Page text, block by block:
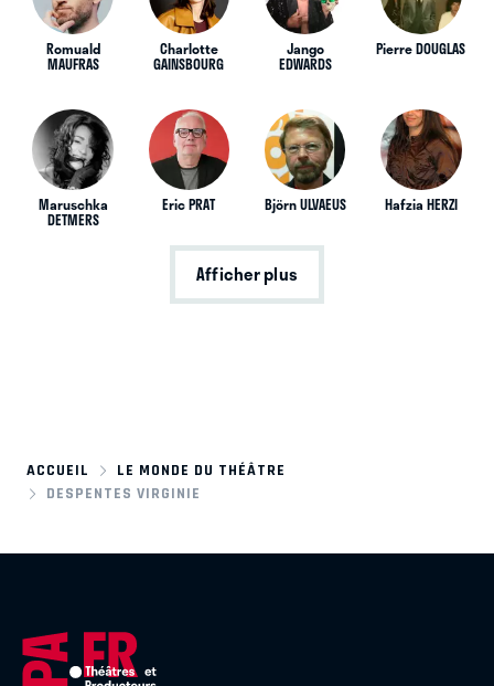
Romuald
MAUFRAS
Charlotte
GAINSBOURG
Jango
EDWARDS
Pierre DOUGLAS
Maruschka
DETMERS
Eric PRAT Björn ULVAEUS Hafzia HERZI
Afficher plus
ACCUEIL
LE MONDE DU THÉÂTRE
DESPENTES VIRGINIE